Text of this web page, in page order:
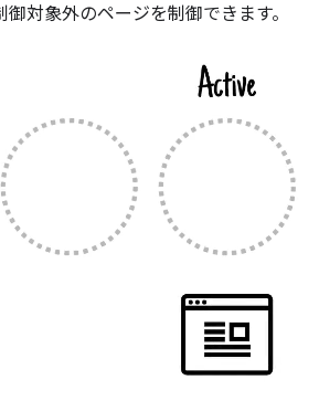
御対象外のページを制御できます。